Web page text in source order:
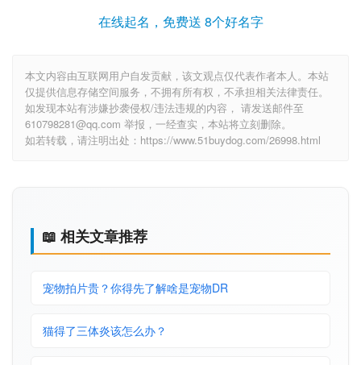
在线起名，免费送 8个好名字
本文内容由互联网用户自发贡献，该文观点仅代表作者本人。本站
仅提供信息存储空间服务，不拥有所有权，不承担相关法律责任。
如发现本站有涉嫌抄袭侵权/违法违规的内容， 请发送邮件至
610798281@qq.com 举报，一经查实，本站将立刻删除。
如若转载，请注明出处：https://www.51buydog.com/26998.html
📖 相关文章推荐
宠物拍片贵？你得先了解啥是宠物DR
猫得了三体炎该怎么办？